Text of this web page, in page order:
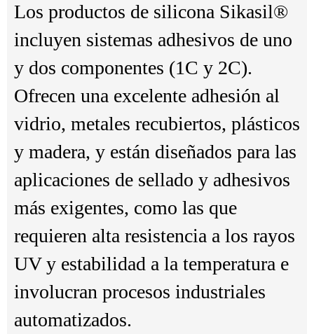
Los productos de silicona Sikasil®
incluyen sistemas adhesivos de uno
y dos componentes (1C y 2C).
Ofrecen una excelente adhesión al
vidrio, metales recubiertos, plásticos
y madera, y están diseñados para las
aplicaciones de sellado y adhesivos
más exigentes, como las que
requieren alta resistencia a los rayos
UV y estabilidad a la temperatura e
involucran procesos industriales
automatizados.